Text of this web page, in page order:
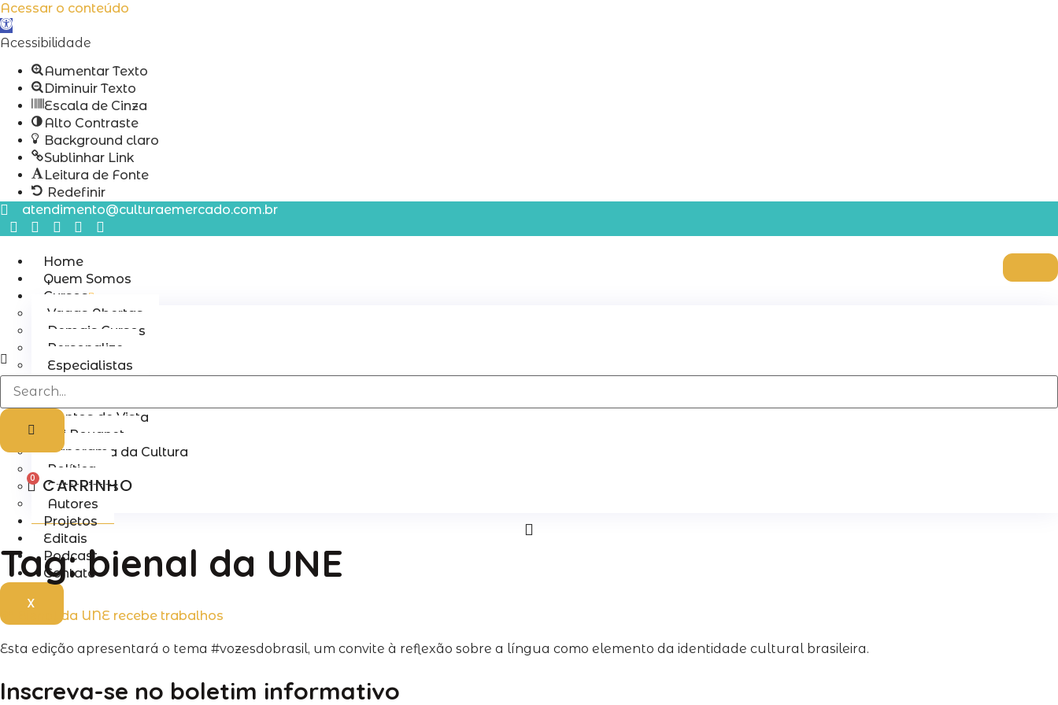
Acessar o conteúdo
Abrir
a
ferramentas
Acessibilidade
Aumentar Texto
Diminuir Texto
Escala de Cinza
Alto Contraste
Background claro
Sublinhar Link
Leitura de Fonte
Redefinir
Ir
para
conteúdo
atendimento@culturaemercado.com.br
Home
Quem Somos
Cursos
Vagas Abertas
Demais Cursos
Personalize
Especialistas
Notícias
Todas as Notícias
Pontos de Vista
Lei Rouanet
Panorama da Cultura
Política
Entrevistas
Autores
Projetos
Editais
Podcast
Contato
X
0 CARRINHO
Tag:bienal da UNE
9ª Bienal da UNE recebe trabalhos
Esta edição apresentará o tema #vozesdobrasil, um convite à reflexão sobre a língua como elemento da identidade cultural brasileira.
Inscreva-se no boletim informativo